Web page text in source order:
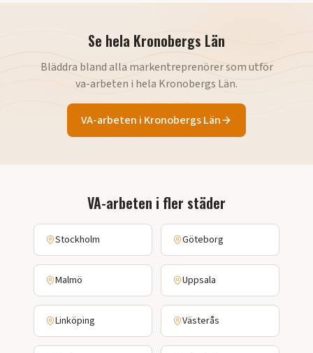
Se hela Kronobergs Län
Bläddra bland alla markentreprenörer som utför
va-arbeten i hela Kronobergs Län.
VA-arbeten i Kronobergs Län
VA-arbeten i fler städer
Stockholm Göteborg
Malmö Uppsala
Linköping Västerås